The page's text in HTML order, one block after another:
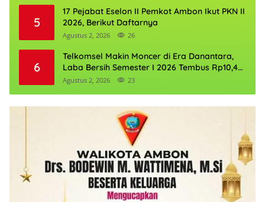
5
17 Pejabat Eselon II Pemkot Ambon Ikut PKN II
2026, Berikut Daftarnya
Agustus 2, 2026 26
6
Telkomsel Makin Moncer di Era Danantara,
Laba Bersih Semester I 2026 Tembus Rp10,4
Triliun
Agustus 2, 2026 23